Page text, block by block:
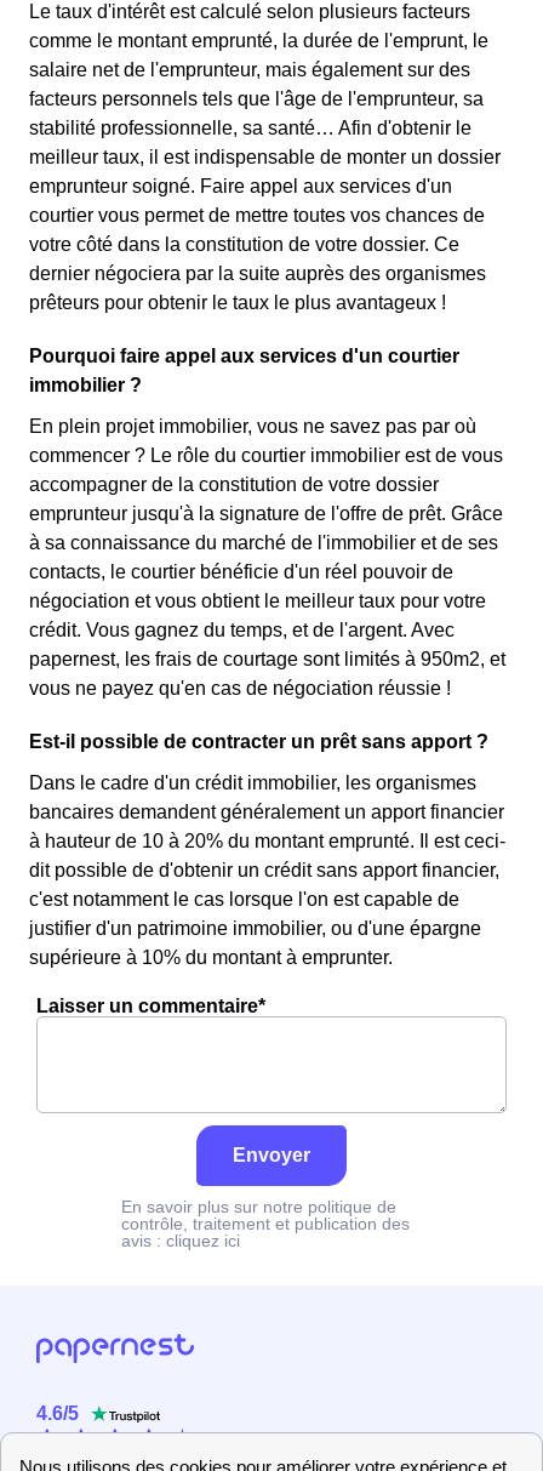
Le taux d'intérêt est calculé selon plusieurs facteurs
comme le montant emprunté, la durée de l'emprunt, le
salaire net de l'emprunteur, mais également sur des
facteurs personnels tels que l'âge de l'emprunteur, sa
stabilité professionnelle, sa santé… Afin d'obtenir le
meilleur taux, il est indispensable de monter un dossier
emprunteur soigné. Faire appel aux services d'un
courtier vous permet de mettre toutes vos chances de
votre côté dans la constitution de votre dossier. Ce
dernier négociera par la suite auprès des organismes
prêteurs pour obtenir le taux le plus avantageux !
Pourquoi faire appel aux services d'un courtier
immobilier ?
En plein projet immobilier, vous ne savez pas par où
commencer ? Le rôle du courtier immobilier est de vous
accompagner de la constitution de votre dossier
emprunteur jusqu'à la signature de l'offre de prêt. Grâce
à sa connaissance du marché de l'immobilier et de ses
contacts, le courtier bénéficie d'un réel pouvoir de
négociation et vous obtient le meilleur taux pour votre
crédit. Vous gagnez du temps, et de l'argent. Avec
papernest, les frais de courtage sont limités à 950m2, et
vous ne payez qu'en cas de négociation réussie !
Est-il possible de contracter un prêt sans apport ?
Dans le cadre d'un crédit immobilier, les organismes
bancaires demandent généralement un apport financier
à hauteur de 10 à 20% du montant emprunté. Il est ceci-
dit possible de d'obtenir un crédit sans apport financier,
c'est notamment le cas lorsque l'on est capable de
justifier d'un patrimoine immobilier, ou d'une épargne
supérieure à 10% du montant à emprunter.
Laisser un commentaire*
Envoyer
En savoir plus sur notre politique de
contrôle, traitement et publication des
avis : cliquez ici
4.6/5
2358 utilisateurs